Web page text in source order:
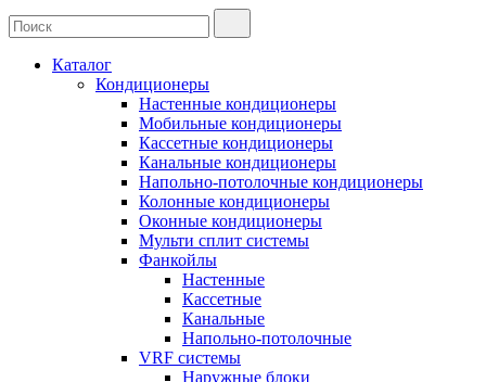
Каталог
Кондиционеры
Настенные кондиционеры
Мобильные кондиционеры
Кассетные кондиционеры
Канальные кондиционеры
Напольно-потолочные кондиционеры
Колонные кондиционеры
Оконные кондиционеры
Мульти сплит системы
Фанкойлы
Настенные
Кассетные
Канальные
Напольно-потолочные
VRF системы
Наружные блоки